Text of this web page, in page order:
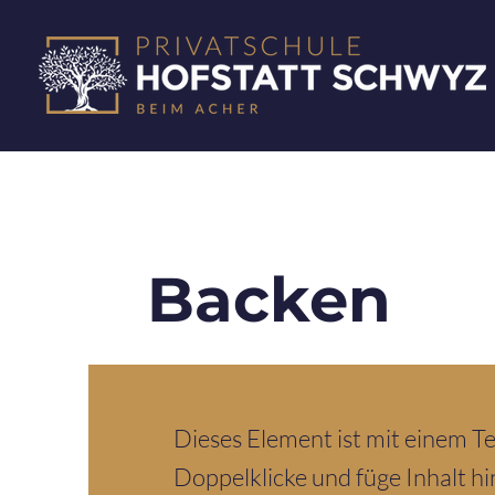
Backen
Dieses Element ist mit einem
Doppelklicke und füge Inhalt